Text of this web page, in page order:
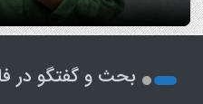
1
بحث و گفتگو در